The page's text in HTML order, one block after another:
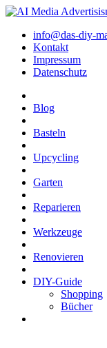
info@das-diy-
Kontakt
Impressum
Datenschutz
Blog
Basteln
Upcycling
Garten
Reparieren
Werkzeuge
Renovieren
DIY-Guide
Shopping
Bücher